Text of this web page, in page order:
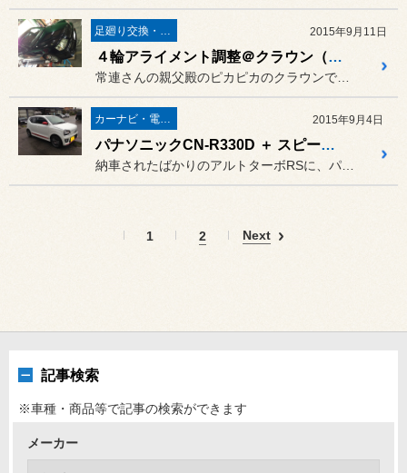
足廻り交換・４輪アライメント調整 2015年9月11日
４輪アライメント調整＠クラウン（JZS171）
常連さんの親父殿のピカピカのクラウンです。
カーナビ・電装品 2015年9月4日
パナソニックCN-R330D ＋ スピーカー ＋ WORKエモーションCR極 ＠ アルトターボRS（HA36S）
納車されたばかりのアルトターボRSに、パナソニックのナビCN-R3...
1 2 Next
記事検索
※車種・商品等で記事の検索ができます
メーカー